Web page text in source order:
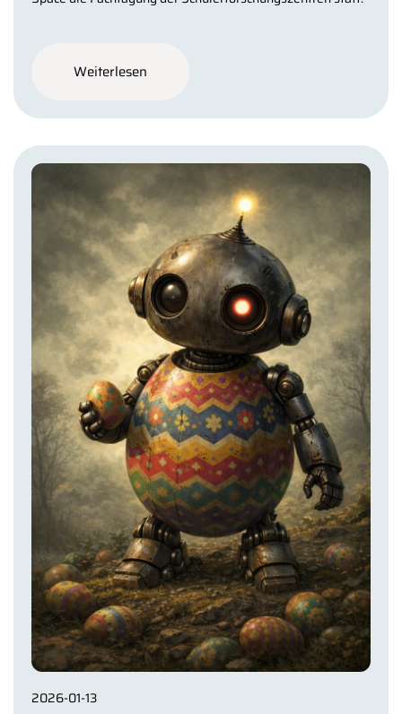
Weiterlesen
2026-01-13